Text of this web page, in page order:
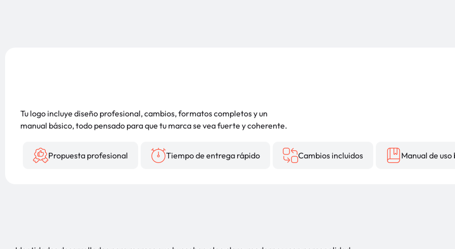
Tu logo incluye diseño profesional, cambios, formatos completos y un
manual básico, todo pensado para que tu marca se vea fuerte y coherente.
Propuesta profesional Tiempo de entrega rápido Cambios incluidos Manual de uso